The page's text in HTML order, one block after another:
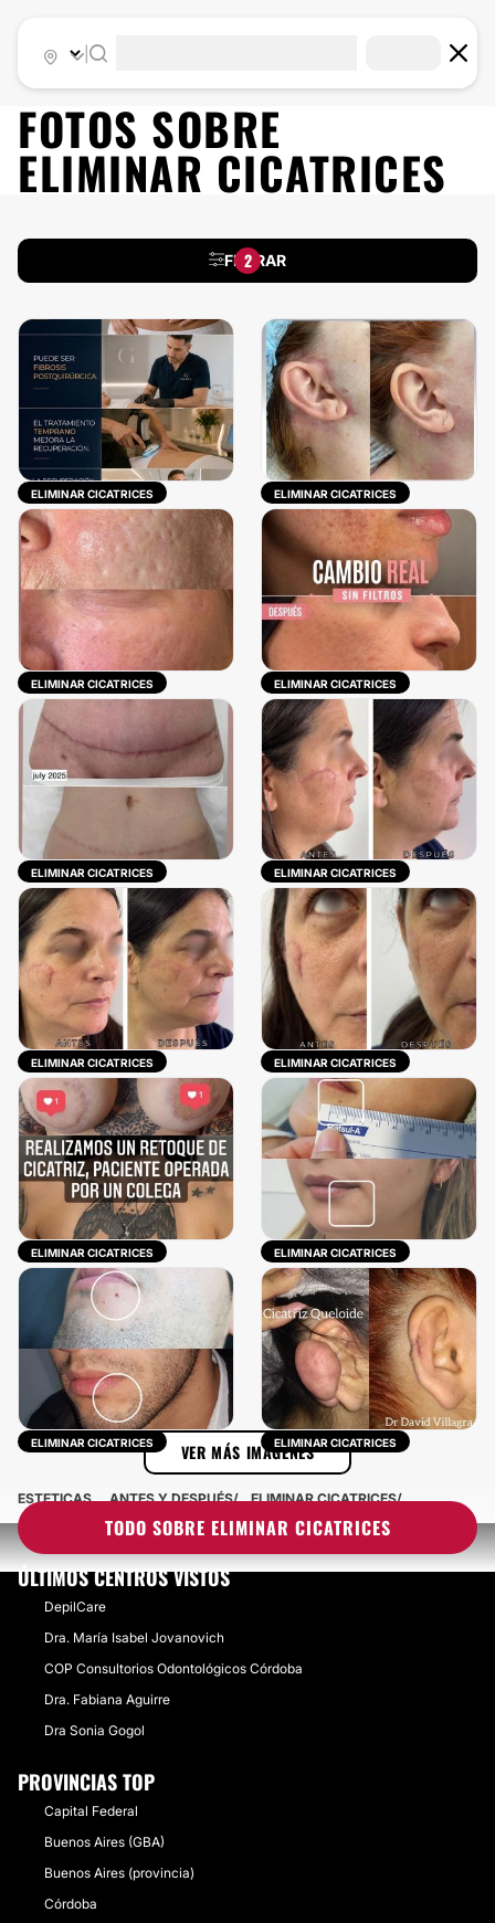
FOTOS SOBRE
ELIMINAR CICATRICES
FILTRAR
2
ELIMINAR CICATRICES ELIMINAR CICATRICES
ELIMINAR CICATRICES ELIMINAR CICATRICES
ELIMINAR CICATRICES ELIMINAR CICATRICES
ELIMINAR CICATRICES ELIMINAR CICATRICES
ELIMINAR CICATRICES ELIMINAR CICATRICES
ELIMINAR CICATRICES ELIMINAR CICATRICES
VER MÁS IMÁGENES
TODO SOBRE ELIMINAR CICATRICES
ESTETICAS ANTES Y DESPUÉS ELIMINAR CICATRICES
ÚLTIMOS CENTROS VISTOS
DepilCare
Dra. María Isabel Jovanovich
COP Consultorios Odontológicos Córdoba
Dra. Fabiana Aguirre
Dra Sonia Gogol
PROVINCIAS TOP
Capital Federal
Buenos Aires (GBA)
Buenos Aires (provincia)
Córdoba